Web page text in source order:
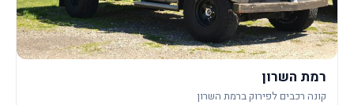
רמת השרון
קונה רכבים לפירוק ברמת השרון